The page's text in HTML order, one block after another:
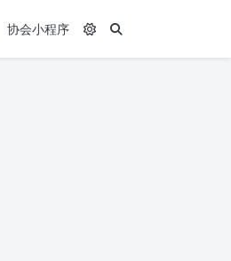
协会小程序